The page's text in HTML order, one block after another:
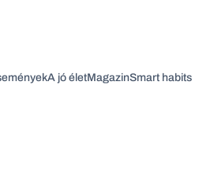
A jó életMagazinSmart habits